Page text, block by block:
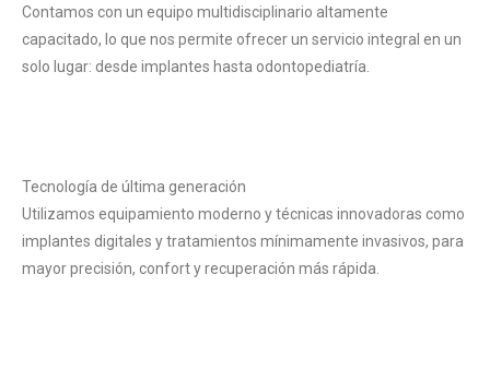
Contamos con un equipo multidisciplinario altamente
capacitado, lo que nos permite ofrecer un servicio integral en un
solo lugar: desde implantes hasta odontopediatría.
Tecnología de última generación
Utilizamos equipamiento moderno y técnicas innovadoras como
implantes digitales y tratamientos mínimamente invasivos, para
mayor precisión, confort y recuperación más rápida.